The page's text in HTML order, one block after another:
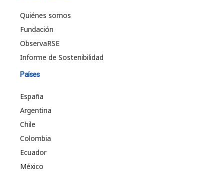
Quiénes somos
Fundación
ObservaRSE
Informe de Sostenibilidad
Países
España
Argentina
Chile
Colombia
Ecuador
México